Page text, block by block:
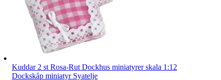
Kuddar 2 st Rosa-Rut Dockhus miniatyrer skala 1:12
Dockskåp miniatyr Syatelje